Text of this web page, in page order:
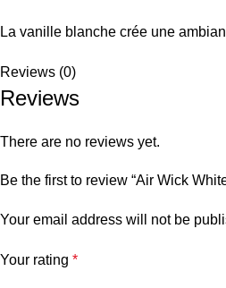
La vanille blanche crée une
Reviews (0)
Reviews
There are no reviews yet.
Be the first to review “Air Wick
Your email address will not be
Your rating *